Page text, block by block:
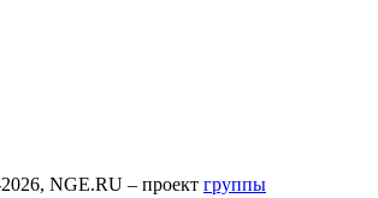
NGE.RU – проект группы